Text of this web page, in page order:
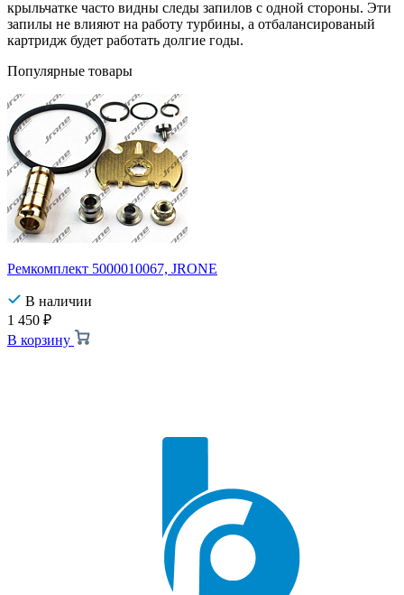
крыльчатке часто видны следы запилов с одной стороны. Эти
запилы не влияют на работу турбины, а отбалансированый
картридж будет работать долгие годы.
Популярные товары
Ремкомплект 5000010067, JRONE
В наличии
1 450 ₽
В корзину